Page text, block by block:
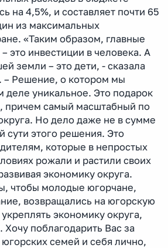
на 4,5%, и составляет почти 65
из максимальных
«Таким образом, главные
это инвестиции в человека. А
земли – это дети, - сказала
– Решение, о котором мы
деле уникальное. Это подарок
причем самый масштабный по
Но дело даже не в сумме
сути этого решения. Это
которые в непростых
рожали и растили своих
экономику округа.
чтобы молодые югорчане,
возвращались на югорскую
экономику округа,
Хочу поблагодарить Вас за
семей и себя лично,